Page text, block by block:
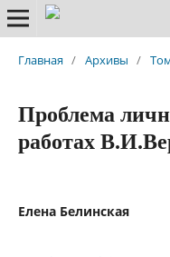
Главная / Архивы /
Проблема
работах
Елена Белинская